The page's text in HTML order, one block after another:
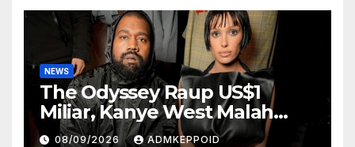
NEWS
The Odyssey Raup US$1
Miliar, Kanye West Malah
Hadapi Gugatan Rp1,9 Triliun
08/09/2026 ADMKEPPOID